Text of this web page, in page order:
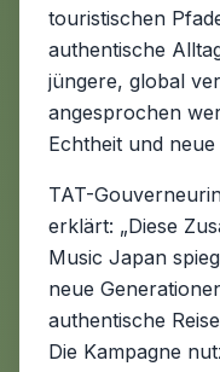
touristischen
authentische
jüngere, global
angesprochen
Echtheit und
TAT-
erklärt: „Diese
Music Japan
neue
authentische
Die Kampagne